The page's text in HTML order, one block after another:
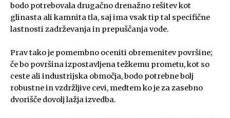
bodo potrebovala drugačno drenažno rešitev kot
glinasta ali kamnita tla, saj ima vsak tip tal specifične
lastnosti zadrževanja in prepuščanja vode.
Prav tako je pomembno oceniti obremenitev površine;
če bo površina izpostavljena težkemu prometu, kot so
ceste ali industrijska območja, bodo potrebne bolj
robustne in vzdržljive cevi, medtem ko je za zasebno
dvorišče dovolj lažja izvedba.